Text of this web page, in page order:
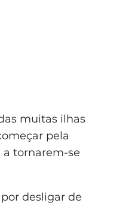
muitas ilhas
pela
a tornarem-se
desligar de